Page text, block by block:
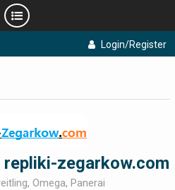
Login/Register
zegarkow.com
Omega, Panerai